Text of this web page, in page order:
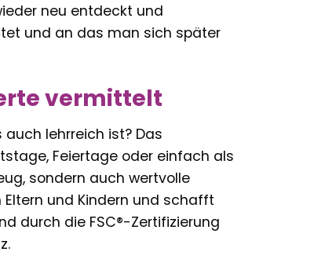
neu entdeckt und
und an das man sich später
vermittelt
lehrreich ist? Das
Feiertage oder einfach als
sondern auch wertvolle
und Kindern und schafft
durch die FSC®-Zertifizierung